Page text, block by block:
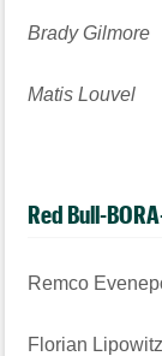
Brady Gilmore
Matis Louvel
Red Bull-
Remco
Florian Lipowitz